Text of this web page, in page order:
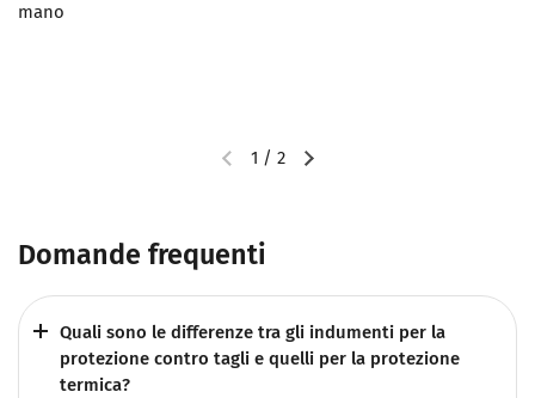
mano
1 / 2
Domande frequenti
Quali sono le differenze tra gli indumenti per la
protezione contro tagli e quelli per la protezione
termica?